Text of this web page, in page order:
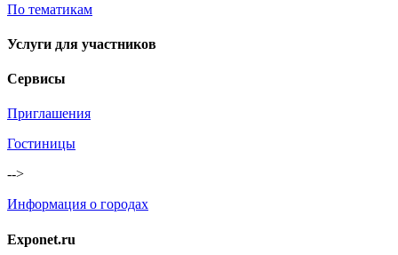
По тематикам
Услуги для участников
Сервисы
Приглашения
Гостиницы
-->
Информация о городах
Exponet.ru